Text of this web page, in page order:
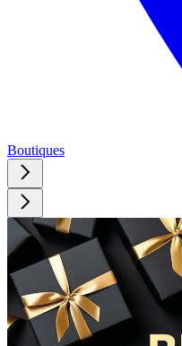
Boutiques